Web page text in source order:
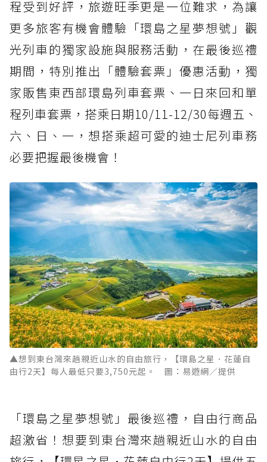
程受到好評，旅遊旺季更是一位難求，為讓
更多旅客有機會體驗「環島之星夢想號」觀
光列車的獨家設施與服務活動，在最後巡禮
期間，特別推出「體驗套票」優惠活動，獨
家販售東西部環島列車套票、一日來回和單
程列車套票，搭乘日期10/11-12/30每週五、
六、日、一，想搭乘超可愛的迪士尼列車務
必要把握最後機會！
▲想到東台灣來趟親近山水的自由旅行，【環島之星．花蓮自
由行2天】每人最低只要3,750元起。 圖：易遊網／提供
「環島之星夢想號」最後巡禮，自由行商品
超激省！想要到東台灣來趟親近山水的自由